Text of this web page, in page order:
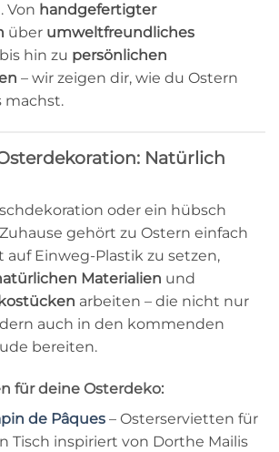
Von handgefertigter
über umweltfreundliches
bis hin zu persönlichen
– wir zeigen dir, wie du Ostern
machst.
Natürlich
oder ein hübsch
gehört zu Ostern einfach
auf Einweg-Plastik zu setzen,
Materialien und
arbeiten – die nicht nur
auch in den kommenden
bereiten.
für deine Osterdeko:
de Pâques – Osterservietten für
Tisch inspiriert von Dorthe Mailis